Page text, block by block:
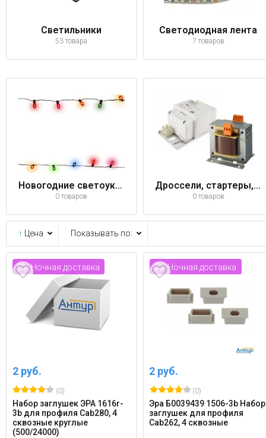
Светильники
53 товара
Светодиодная лента
7 товаров
Новогодние светоукрашения
0 товаров
Дроссели, стартеры, конденсаторы, трансформаторы, блоки питания
0 товаров
↑ Цена Показывать по:
Ночная доставка
2 руб.
(0)
Набор заглушек ЭРА 1616r-
3b для профиля Cab280, 4
сквозные круглые
(500/24000)
Ночная доставка
2 руб.
(0)
Эра Б0039439 1506-3b Набор
заглушек для профиля
Cab262, 4 сквозные